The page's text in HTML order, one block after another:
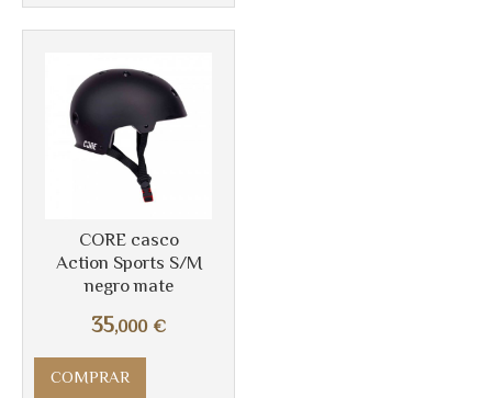
CORE casco
Action Sports S/M
negro mate
35,000 €
COMPRAR
Más info